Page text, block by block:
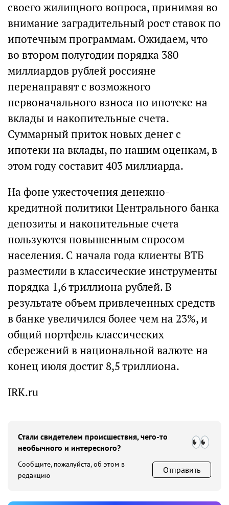
своего жилищного вопроса, принимая во
внимание заградительный рост ставок по
ипотечным программам. Ожидаем, что
во втором полугодии порядка 380
миллиардов рублей россияне
перенаправят с возможного
первоначального взноса по ипотеке на
вклады и накопительные счета.
Суммарный приток новых денег с
ипотеки на вклады, по нашим оценкам, в
этом году составит 403 миллиарда.
На фоне ужесточения денежно-
кредитной политики Центрального банка
депозиты и накопительные счета
пользуются повышенным спросом
населения. С начала года клиенты ВТБ
разместили в классические инструменты
порядка 1,6 триллиона рублей. В
результате объем привлеченных средств
в банке увеличился более чем на 23%, и
общий портфель классических
сбережений в национальной валюте на
конец июля достиг 8,5 триллиона.
IRK.ru
Стали свидетелем происшествия, чего-то
необычного и интересного?
Сообщите, пожалуйста, об этом в
редакцию
Отправить